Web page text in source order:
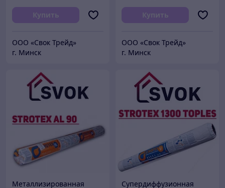
Купить
ООО «Свок Трейд»
г. Минск
Купить
ООО «Свок Трейд»
г. Минск
Металлизированная
Супердиффузионная